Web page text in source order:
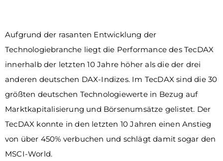
Aufgrund der rasanten Entwicklung der
Technologiebranche liegt die Performance des TecDAX
innerhalb der letzten 10 Jahre höher als die der drei
anderen deutschen DAX-Indizes. Im TecDAX sind die 30
größten deutschen Technologiewerte in Bezug auf
Marktkapitalisierung und Börsenumsätze gelistet. Der
TecDAX konnte in den letzten 10 Jahren einen Anstieg
von über 450% verbuchen und schlägt damit sogar den
MSCI-World.